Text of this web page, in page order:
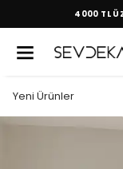
4000 TL
Yeni Ürünler